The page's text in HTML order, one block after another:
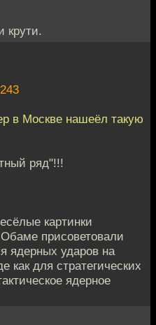
крути.
в Москве нашеёл такую
ряд"!!!
картинки
присоветовали
ядерных ударов на
как для стратегических
ядерное